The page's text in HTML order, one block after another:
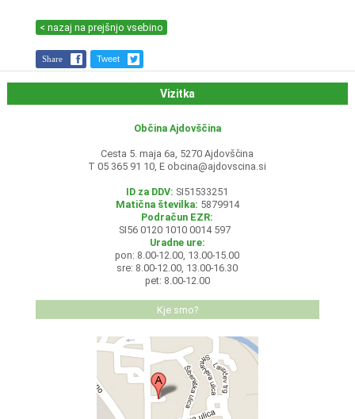
< nazaj na prejšnjo vsebino
Share Tweet
Vizitka
Občina Ajdovščina
Cesta 5. maja 6a, 5270 Ajdovščina
T 05 365 91 10, E obcina@ajdovscina.si
ID za DDV: SI51533251
Matična številka: 5879914
Podračun EZR:
SI56 0120 1010 0014 597
Uradne ure:
pon: 8.00-12.00, 13.00-15.00
sre: 8.00-12.00, 13.00-16.30
pet: 8.00-12.00
Kje smo?